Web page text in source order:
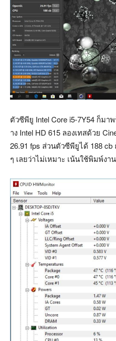
ตัวซีพียู Intel Core i5-7Y54 ก็ม
าง Intel HD 615 ลองเทสด้วย
26.91 fps ส่วนตัวซีพียูได้ 188
ๆ เลยว่าไม่เหมาะ เน้นใช้พิมพ์งา